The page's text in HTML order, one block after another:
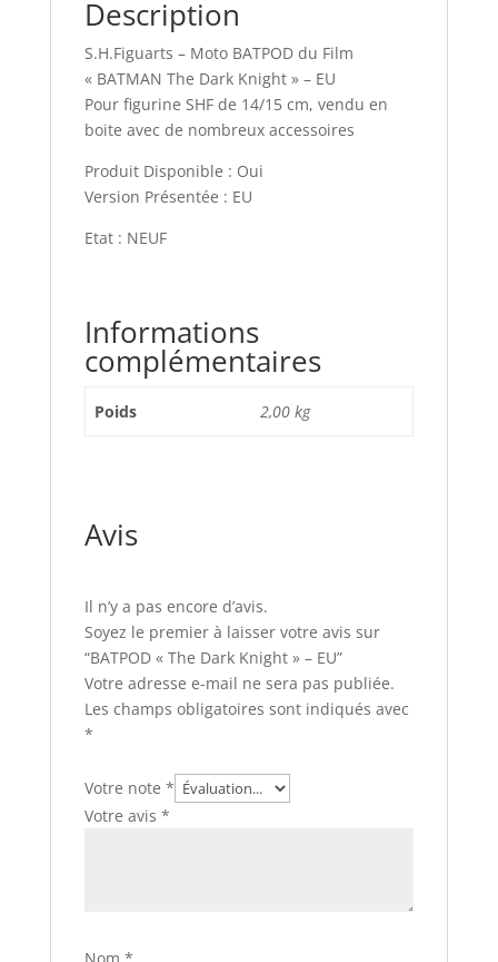
Description
S.H.Figuarts – Moto BATPOD du Film
« BATMAN The Dark Knight » – EU
Pour figurine SHF de 14/15 cm, vendu en
boite avec de nombreux accessoires
Produit Disponible : Oui
Version Présentée : EU
Etat : NEUF
Informations
complémentaires
Poids 2,00 kg
Avis
Il n’y a pas encore d’avis.
Soyez le premier à laisser votre avis sur
“BATPOD « The Dark Knight » – EU”
Votre adresse e-mail ne sera pas publiée.
Les champs obligatoires sont indiqués avec
*
Votre note *
Votre avis *